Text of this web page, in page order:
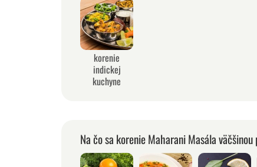
korenie
indickej
kuchyne
Na čo sa korenie Maharani Masála väčšinou